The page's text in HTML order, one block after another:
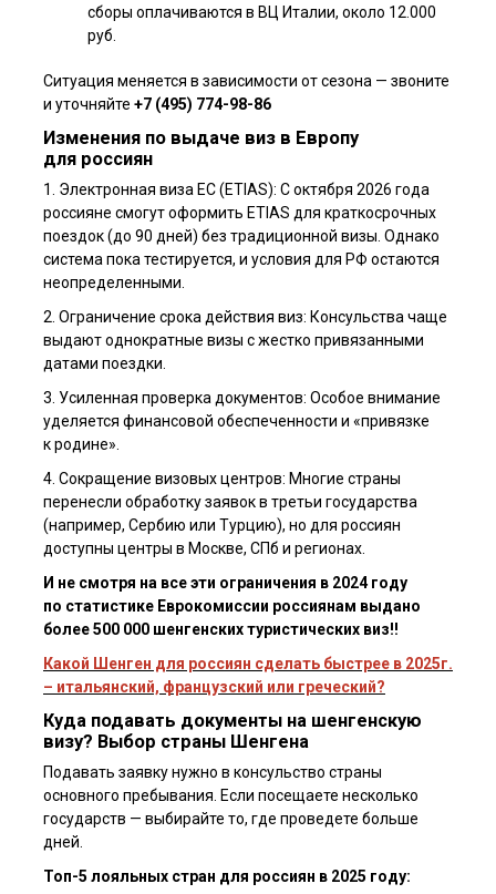
сборы оплачиваются в ВЦ Италии, около 12.000
руб.
Ситуация меняется в зависимости от сезона — звоните
и уточняйте +7 (495) 774-98-86
Изменения по выдаче виз в Европу
для россиян
1. Электронная виза ЕС (ETIAS): С октября 2026 года
россияне смогут оформить ETIAS для краткосрочных
поездок (до 90 дней) без традиционной визы. Однако
система пока тестируется, и условия для РФ остаются
неопределенными.
2. Ограничение срока действия виз: Консульства чаще
выдают однократные визы с жестко привязанными
датами поездки.
3. Усиленная проверка документов: Особое внимание
уделяется финансовой обеспеченности и «привязке
к родине».
4. Сокращение визовых центров: Многие страны
перенесли обработку заявок в третьи государства
(например, Сербию или Турцию), но для россиян
доступны центры в Москве, СПб и регионах.
И не смотря на все эти ограничения в 2024 году
по статистике Еврокомиссии россиянам выдано
более 500 000 шенгенских туристических виз!!
Какой Шенген для россиян сделать быстрее в 2025г.
– итальянский, французский или греческий?
Куда подавать документы на шенгенскую
визу? Выбор страны Шенгена
Подавать заявку нужно в консульство страны
основного пребывания. Если посещаете несколько
государств — выбирайте то, где проведете больше
дней.
Топ-5 лояльных стран для россиян в 2025 году: